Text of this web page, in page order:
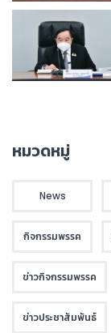
หมวดหมู่
News
กิจกรรมพรรค
ข่าวกิจกรรมพรรค
ข่าวประชาสัมพันธ์